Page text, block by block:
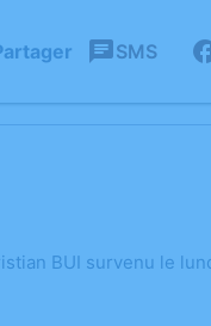
SMS
BUI survenu le